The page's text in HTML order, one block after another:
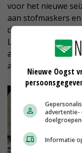
voor het nieuwe
aan stofmaskers
dat we alles snel
Lyreco en dat we
al binnen hebben.
aanbevelen bij
Nieuwe Oogst
advertentie-
Informatie